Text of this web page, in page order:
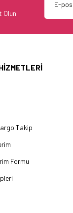
Olun
Takip
Formu